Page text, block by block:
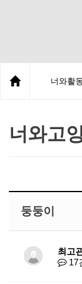
너와활
너와고
둥둥이
최고
17